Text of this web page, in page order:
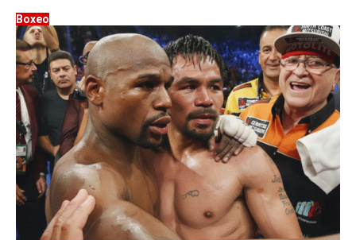
Boxeo